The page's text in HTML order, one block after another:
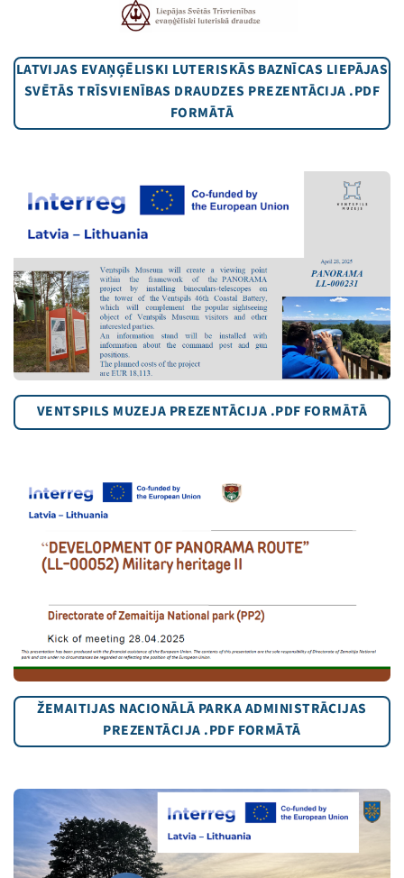
LATVIJAS EVAŅĢĒLISKI LUTERISKĀS BAZNĪCAS LIEPĀJAS
SVĒTĀS TRĪSVIENĪBAS DRAUDZES PREZENTĀCIJA .PDF
FORMĀTĀ
VENTSPILS MUZEJA PREZENTĀCIJA .PDF FORMĀTĀ
ŽEMAITIJAS NACIONĀLĀ PARKA ADMINISTRĀCIJAS
PREZENTĀCIJA .PDF FORMĀTĀ